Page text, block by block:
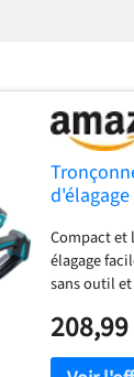
d'élagage
MAKITA
Compact et
élagage
sans outil